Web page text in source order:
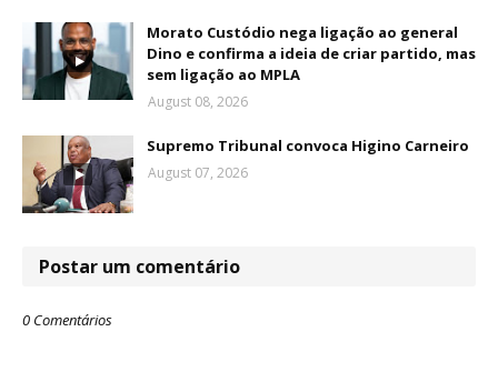
Morato Custódio nega ligação ao general
Dino e confirma a ideia de criar partido, mas
sem ligação ao MPLA
August 08, 2026
Supremo Tribunal convoca Higino Carneiro
August 07, 2026
Postar um comentário
0 Comentários